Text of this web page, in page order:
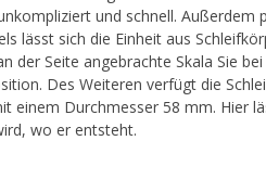
und schnell.
lässt sich die Einheit aus
der Seite angebrachte Skala Sie
Des Weiteren verfügt die
einem Durchmesser 58 mm. Hier
wo er entsteht.